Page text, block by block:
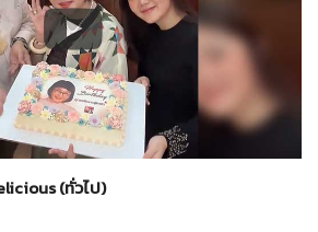
ทั่วไป
(ทั่วไป)